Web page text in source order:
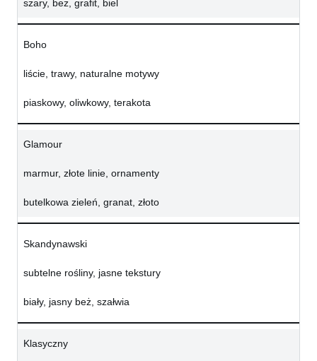
szary, beż, grafit, biel
Boho
liście, trawy, naturalne motywy
piaskowy, oliwkowy, terakota
Glamour
marmur, złote linie, ornamenty
butelkowa zieleń, granat, złoto
Skandynawski
subtelne rośliny, jasne tekstury
biały, jasny beż, szałwia
Klasyczny